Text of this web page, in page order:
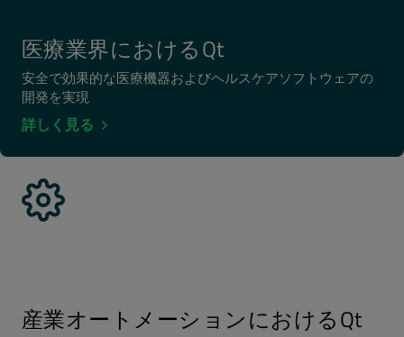
医療業界におけるQt
安全で効果的な医療機器およびヘルスケアソフトウェアの
開発を実現
詳しく見る
産業オートメーションにおけるQt